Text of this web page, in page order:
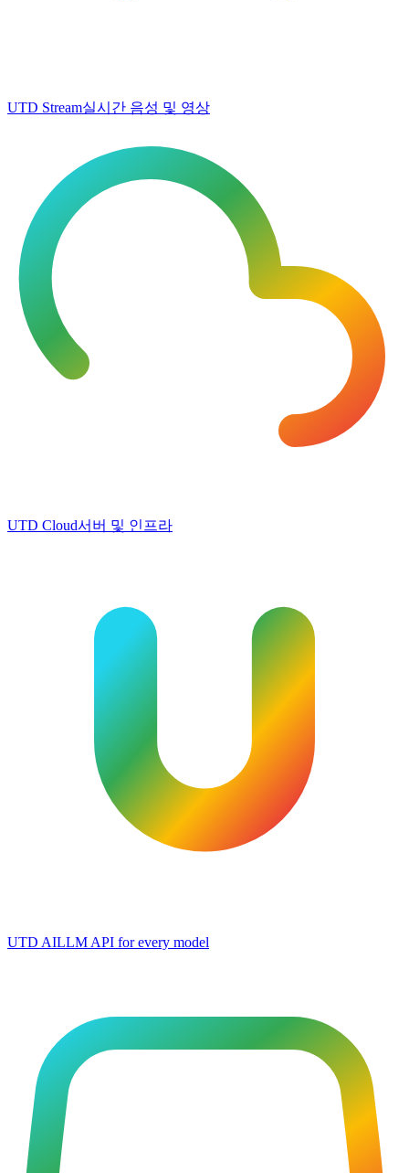
UTD Stream실시간 음성 및 영상
UTD Cloud서버 및 인프라
UTD AILLM API for every model